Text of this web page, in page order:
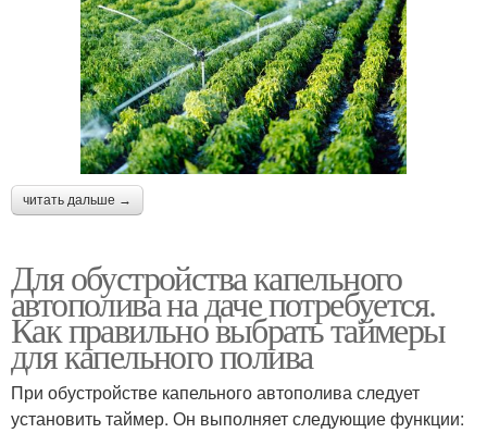
читать дальше →
Для обустройства капельного
автополива на даче потребуется.
Как правильно выбрать таймеры
для капельного полива
При обустройстве капельного автополива следует
установить таймер. Он выполняет следующие функции: